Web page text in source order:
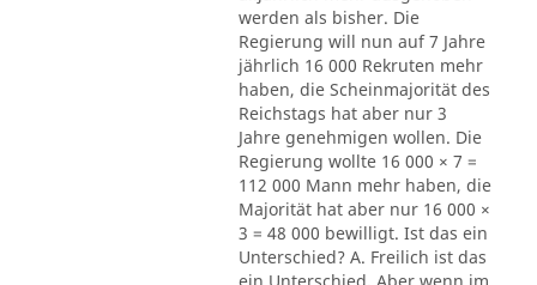
werden als bisher. Die
Regierung will nun auf 7 Jahre
jährlich 16 000 Rekruten mehr
haben, die Scheinmajorität des
Reichstags hat aber nur 3
Jahre genehmigen wollen. Die
Regierung wollte 16 000 × 7 =
112 000 Mann mehr haben, die
Majorität hat aber nur 16 000 ×
3 = 48 000 bewilligt. Ist das ein
Unterschied? A. Freilich ist das